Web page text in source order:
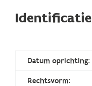
Datum oprichting:
Rechtsvorm: